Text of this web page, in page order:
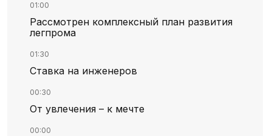
01:00
Рассмотрен комплексный план развития
легпрома
01:30
Ставка на инженеров
00:30
От увлечения – к мечте
00:00